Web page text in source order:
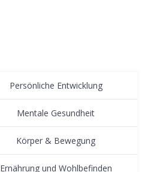
Persönliche Entwicklung
Mentale Gesundheit
Körper & Bewegung
Ernährung und Wohlbefinden